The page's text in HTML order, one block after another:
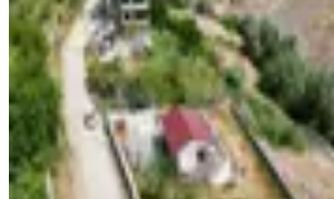
Onikişubat, Tekir Mahallesi
1+1
1030 m²·31.07.2026
6.200.000 ₺